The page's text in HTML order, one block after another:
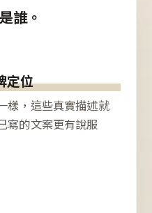
誰。
定位
樣，這些真實描述就
寫的文案更有說服